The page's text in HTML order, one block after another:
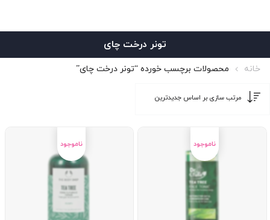
تونر درخت چای
خانه محصولات برچسب خورده “تونر درخت چای”